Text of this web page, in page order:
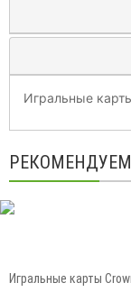
Игральные
Игральные карты